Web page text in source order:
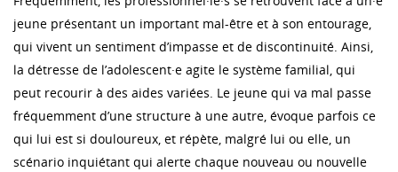
jeune présentant un important mal-être et à son entourage,
qui vivent un sentiment d’impasse et de discontinuité. Ainsi,
la détresse de l’adolescent·e agite le système familial, qui
peut recourir à des aides variées. Le jeune qui va mal passe
fréquemment d’une structure à une autre, évoque parfois ce
qui lui est si douloureux, et répète, malgré lui ou elle, un
scénario inquiétant qui alerte chaque nouveau ou nouvelle